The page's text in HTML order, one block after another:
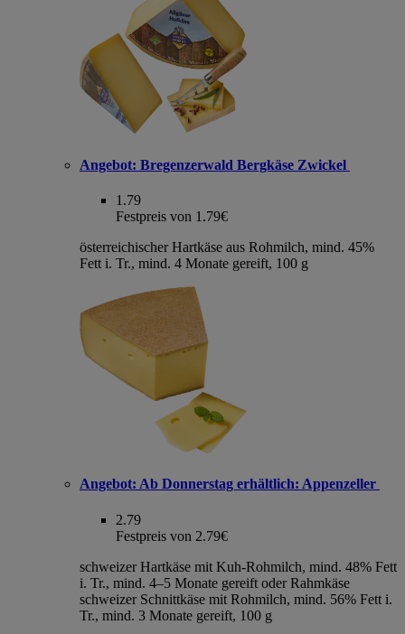
Angebot: Bregenzerwald Bergkäse Zwickel
1.79
Festpreis von 1.79€
österreichischer Hartkäse aus Rohmilch, mind. 45%
Fett i. Tr., mind. 4 Monate gereift, 100 g
Angebot: Ab Donnerstag erhältlich: Appenzeller
2.79
Festpreis von 2.79€
schweizer Hartkäse mit Kuh-Rohmilch, mind. 48% Fett
i. Tr., mind. 4–5 Monate gereift oder Rahmkäse
schweizer Schnittkäse mit Rohmilch, mind. 56% Fett i.
Tr., mind. 3 Monate gereift, 100 g